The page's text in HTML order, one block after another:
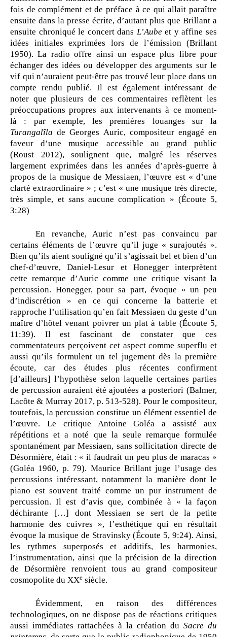
fois de complément et de préface à ce qui allait paraître
ensuite dans la presse écrite, d’autant plus que Brillant a
ensuite chroniqué le concert dans L’Aubeet y affine ses
idées initiales exprimées lors de l’émission (Brillant
1950). La radio offre ainsi un espace plus libre pour
échanger des idées ou développer des arguments sur le
vif qui n’auraient peut-être pas trouvé leur place dans un
compte rendu publié. Il est également intéressant de
noter que plusieurs de ces commentaires reflètent les
préoccupations propres aux intervenants à ce moment-
là : par exemple, les premières louanges sur la
Turangalîla de Georges Auric, compositeur engagé en
faveur d’une musique accessible au grand public
(Roust 2012), soulignent que, malgré les réserves
largement exprimées dans les années d’après-guerre à
propos de la musique de Messiaen, l’œuvre est « d’une
clarté extraordinaire » ; c’est « une musique très directe,
très simple, et sans aucune complication » (Écoute 5,
3:28)
En revanche, Auric n’est pas convaincu par
certains éléments de l’œuvre qu’il juge « surajoutés ».
Bien qu’ils aient souligné qu’il s’agissait bel et bien d’un
chef-d’œuvre, Daniel-Lesur et Honegger interprètent
cette remarque d’Auric comme une critique visant la
percussion. Honegger, pour sa part, évoque « un peu
d’indiscrétion » en ce qui concerne la batterie et
rapproche l’utilisation qu’en fait Messiaen du geste d’un
maître d’hôtel venant poivrer un plat à table (Écoute 5,
11:39). Il est fascinant de constater que ces
commentateurs perçoivent cet aspect comme superflu et
aussi qu’ils formulent un tel jugement dès la première
écoute, car des études plus récentes confirment
[d’ailleurs] l’hypothèse selon laquelle certaines parties
de percussion auraient été ajoutées a posteriori (Balmer,
Lacôte & Murray 2017, p. 513-528). Pour le compositeur,
toutefois, la percussion constitue un élément essentiel de
l’œuvre. Le critique Antoine Goléa a assisté aux
répétitions et a noté que la seule remarque formulée
spontanément par Messiaen, sans sollicitation directe de
Désormière, était : « il faudrait un peu plus de maracas »
(Goléa 1960, p. 79). Maurice Brillant juge l’usage des
percussions intéressant, notamment la manière dont le
piano est souvent traité comme un pur instrument de
percussion. Il est d’avis que, combinée à « la façon
déchirante […] dont Messiaen se sert de la petite
harmonie des cuivres », l’esthétique qui en résultait
évoque la musique de Stravinsky (Écoute 5, 9:24). Ainsi,
les rythmes superposés et additifs, les harmonies,
l’instrumentation, ainsi que la précision de la direction
de Désormière renvoient tous au grand compositeur
cosmopolite du XXe siècle.
Évidemment, en raison des différences
technologiques, on ne dispose pas de réactions critiques
aussi immédiates rattachées à la création du Sacre du